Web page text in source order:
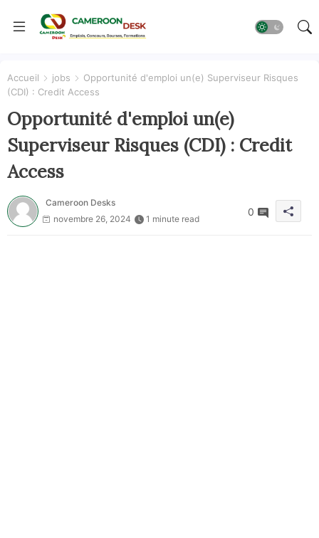
Accueil jobs
Opportunité d'emploi un(e) Superviseur Risques
(CDI) : Credit Access
Opportunité d'emploi un(e)
Superviseur Risques (CDI) : Credit
Access
Cameroon Desks
novembre 26, 2024
1 minute read
0